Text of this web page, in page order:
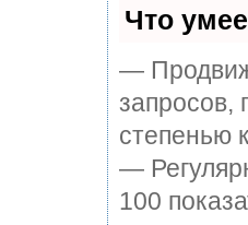
Что
—
запросов,
степенью
—
100